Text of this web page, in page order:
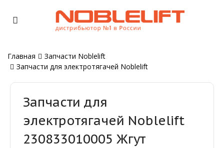
Главная
Запчасти Noblelift
Запчасти для электротягачей Noblelift
Запчасти для
электротягачей Noblelift
230833010005 Жгут